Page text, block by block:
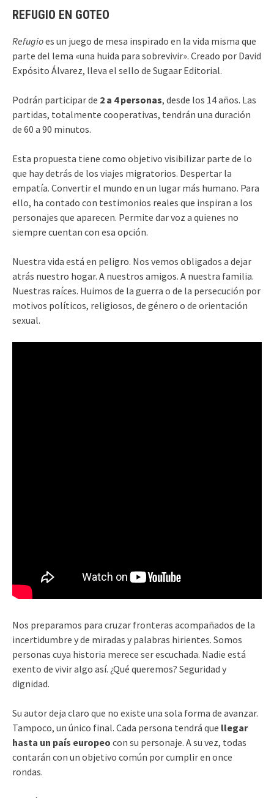
REFUGIO EN GOTEO
Refugioes un juego de mesa inspirado en la vida misma que
parte del lema «una huida para sobrevivir». Creado por David
Expósito Álvarez, lleva el sello de Sugaar Editorial.
Podrán participar de 2 a 4 personas, desde los 14 años. Las
partidas, totalmente cooperativas, tendrán una duración
de 60 a 90 minutos.
Esta propuesta tiene como objetivo visibilizar parte de lo
que hay detrás de los viajes migratorios. Despertar la
empatía. Convertir el mundo en un lugar más humano. Para
ello, ha contado con testimonios reales que inspiran a los
personajes que aparecen. Permite dar voz a quienes no
siempre cuentan con esa opción.
Nuestra vida está en peligro. Nos vemos obligados a dejar
atrás nuestro hogar. A nuestros amigos. A nuestra familia.
Nuestras raíces. Huimos de la guerra o de la persecución por
motivos políticos, religiosos, de género o de orientación
sexual.
Nos preparamos para cruzar fronteras acompañados de la
incertidumbre y de miradas y palabras hirientes. Somos
personas cuya historia merece ser escuchada. Nadie está
exento de vivir algo así. ¿Qué queremos? Seguridad y
dignidad.
Su autor deja claro que no existe una sola forma de avanzar.
Tampoco, un único final. Cada persona tendrá que llegar
hasta un país europeo con su personaje. A su vez, todas
contarán con un objetivo común por cumplir en once
rondas.